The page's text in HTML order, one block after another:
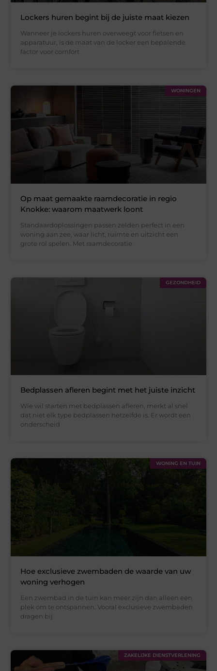
Lockers huren begint bij de juiste maat kiezen
Wanneer je lockers huren overweegt voor fietsen en
apparatuur, is de maat van de locker een bepalende
factor voor comfort
WONINGEN
Op maat gemaakte raamdecoratie in regio
Knokke: waarom maatwerk loont
Standaardoplossingen passen zelden perfect in een
woning aan zee, waar licht, ruimte en uitzicht een
grote rol spelen. Met raamdecoratie
GEZONDHEID
Bedplassen afleren begint met het juiste inzicht
Wie wil starten met bedplassen afleren, merkt al snel
dat niet elk type bedplassen hetzelfde is. Er wordt een
onderscheid
WONING EN TUIN
Hoe exclusieve zwembaden de waarde van uw
woning verhogen
Een zwembad in de tuin kan meer zijn dan alleen een
plek om te ontspannen. Vooral exclusieve zwembaden
dragen bij
ZAKELIJKE DIENSTVERLENING